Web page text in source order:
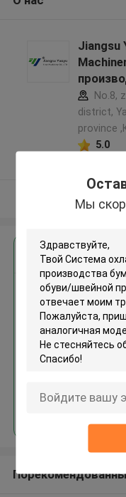
Мы
Jiangsu
No.8,
district,
province
5.0